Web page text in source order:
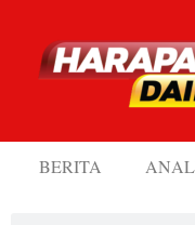
BERITA